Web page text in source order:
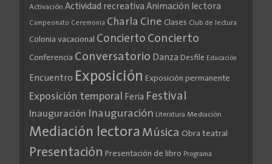
Activación Actividad recreativa Animación lectora
Campeonato Ceremonia Charla Cine Clases Club de lectura
Colonia vacacional Concierto Concierto
Conferencia Conversatorio Danza Desfile Educación
Encuentro Exposición Exposición permanente
Exposición temporal Feria Festival
Inauguración Inauguración Literatura Mediación
Mediación lectora Música Obra teatral
Presentación Presentación de libro Programa